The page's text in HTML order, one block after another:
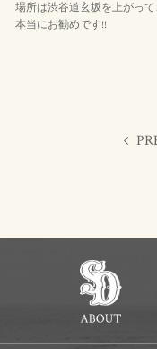
場所は渋谷道玄坂を上がっ
本当にお勧めです!!